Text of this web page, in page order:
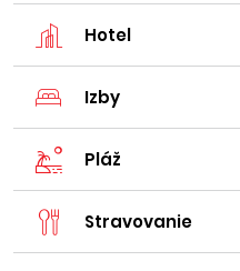
Hotel
Izby
Pláž
Stravovanie